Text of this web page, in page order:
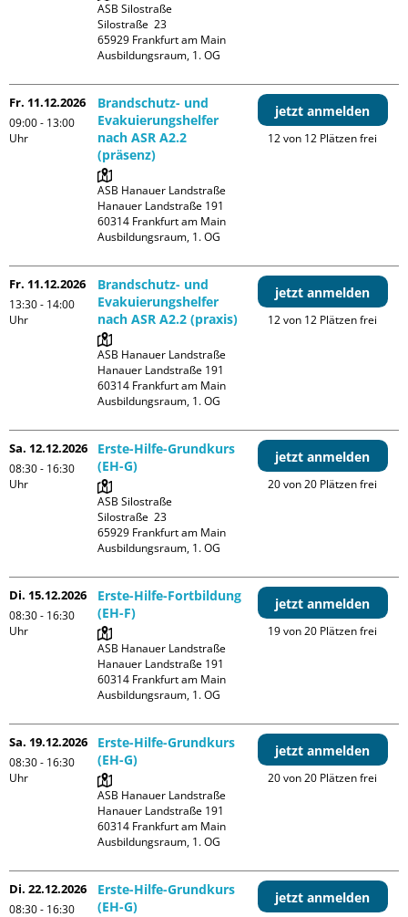
ASB Silostraße
Silostraße  23
65929 Frankfurt am Main
Ausbildungsraum, 1. OG
Fr. 11.12.2026
09:00 - 13:00
Uhr
Brandschutz- und
Evakuierungshelfer
nach ASR A2.2
(präsenz)
ASB Hanauer Landstraße
Hanauer Landstraße 191
60314 Frankfurt am Main
Ausbildungsraum, 1. OG
jetzt anmelden
12 von 12 Plätzen frei
Fr. 11.12.2026
13:30 - 14:00
Uhr
Brandschutz- und
Evakuierungshelfer
nach ASR A2.2 (praxis)
ASB Hanauer Landstraße
Hanauer Landstraße 191
60314 Frankfurt am Main
Ausbildungsraum, 1. OG
jetzt anmelden
12 von 12 Plätzen frei
Sa. 12.12.2026
08:30 - 16:30
Uhr
Erste-Hilfe-Grundkurs
(EH-G)
ASB Silostraße
Silostraße  23
65929 Frankfurt am Main
Ausbildungsraum, 1. OG
jetzt anmelden
20 von 20 Plätzen frei
Di. 15.12.2026
08:30 - 16:30
Uhr
Erste-Hilfe-Fortbildung
(EH-F)
ASB Hanauer Landstraße
Hanauer Landstraße 191
60314 Frankfurt am Main
Ausbildungsraum, 1. OG
jetzt anmelden
19 von 20 Plätzen frei
Sa. 19.12.2026
08:30 - 16:30
Uhr
Erste-Hilfe-Grundkurs
(EH-G)
ASB Hanauer Landstraße
Hanauer Landstraße 191
60314 Frankfurt am Main
Ausbildungsraum, 1. OG
jetzt anmelden
20 von 20 Plätzen frei
Di. 22.12.2026
08:30 - 16:30
Erste-Hilfe-Grundkurs
(EH-G)
jetzt anmelden